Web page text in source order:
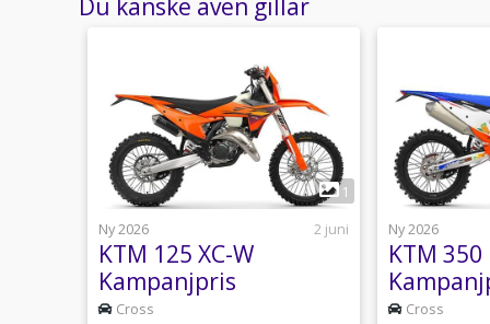
1
Ny 2026
2 juni
KTM 125 XC-W
Kampanjpris
Cross
Ny 2026
KTM 350
Cross